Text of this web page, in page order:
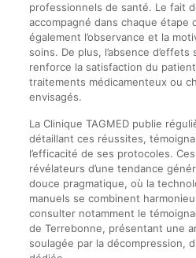
professionnels de santé. Le fait
accompagné dans chaque étape
également l’observance et la
soins. De plus, l’absence
renforce la satisfaction du
traitements médicamenteux ou
envisagés.
La Clinique TAGMED publie
détaillant ces réussites,
l’efficacité de ses protocoles.
révélateurs d’une tendance
douce pragmatique, où la
manuels se combinent
consulter notamment le
de Terrebonne, présentant une
soulagée par la décompression,